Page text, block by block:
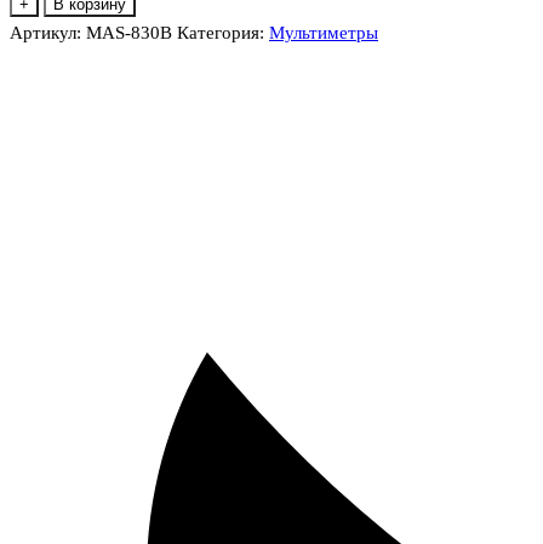
MAS-
+ В корзину
Артикул: MAS-830В Категория: Мультиметры